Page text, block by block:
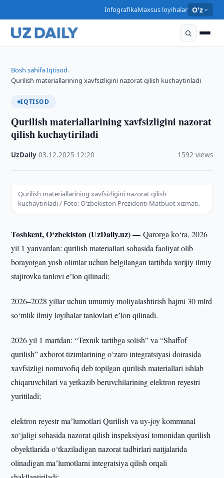
InfografikaMaxsus loyihalar O'z
Bosh sahifa›Iqtisod›
Qurilish materiallarining xavfsizligini nazorat qilish kuchaytiriladi
IQTISOD
Qurilish materiallarining xavfsizligini nazorat
qilish kuchaytiriladi
UzDaily ·03.12.2025 12:20 1592 views
Qurilish materiallarining xavfsizligini nazorat qilish
kuchaytiriladi / Foto: O'zbekiston Prezidenti Matbuot xizmati.
Toshkent, O‘zbekiston (UzDaily.uz) —Qarorga ko‘ra, 2026
yil 1 yanvardan: qurilish materiallari sohasida faoliyat olib
borayotgan yosh olimlar uchun belgilangan tartibda xorijiy ilmiy
stajirovka tanlovi eʼlon qilinadi;
2026–2028 yillar uchun umumiy moliyalashtirish hajmi 30 mlrd
so‘mlik ilmiy loyihalar tanlovlari eʼlon qilinadi.
2026 yil 1 martdan: “Texnik tartibga solish” va “Shaffof
qurilish” axborot tizimlarining o‘zaro integratsiyasi doirasida
xavfsizligi nomuvofiq deb topilgan qurilish materiallari ishlab
chiqaruvchilari va yetkazib beruvchilarining elektron reyestri
yuritiladi;
elektron reyestr maʼlumotlari Qurilish va uy-joy kommunal
xo‘jaligi sohasida nazorat qilish inspeksiyasi tomonidan qurilish
obyektlarida o‘tkaziladigan nazorat tadbirlari natijalarida
olinadigan maʼlumotlarni integratsiya qilish orqali